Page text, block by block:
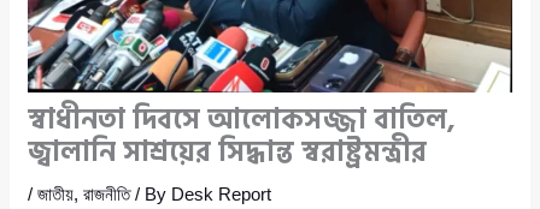
স্বাধীনতা দিবসে আলোকসজ্জা বাতিল,
জ্বালানি সাশ্রয়ের সিদ্ধান্ত স্বরাষ্ট্রমন্ত্রীর
/জাতীয়,রাজনীতি/ By Desk Report